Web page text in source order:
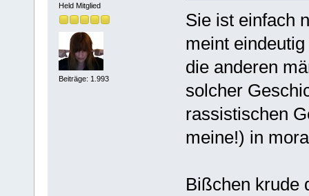
Held Mitglied
Beiträge: 1.993
Sie ist einfach
meint
die anderen
solcher
rassistischen
meine!) in
Bißchen krude